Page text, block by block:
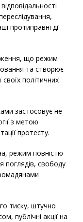
протиправні дії
що режим
та створює
своїх політичних
застосовує не
з метою
протесту.
режим повністю
поглядів, свободу
тиску, штучно
публічні акції на